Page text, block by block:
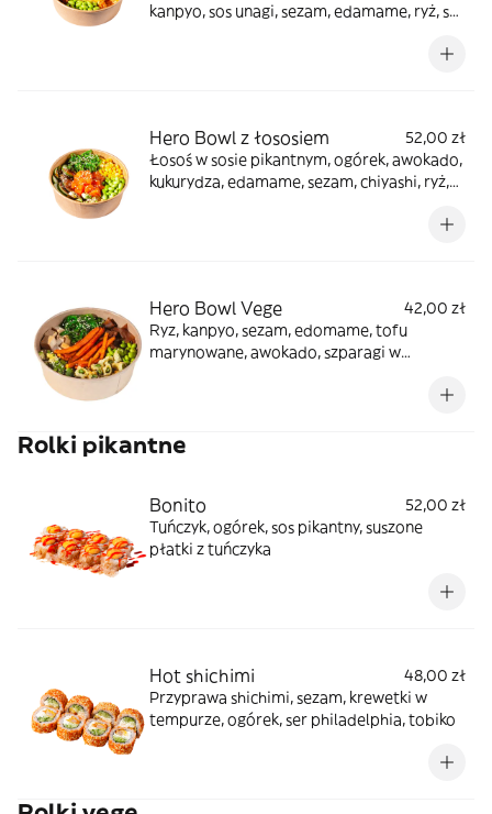
kanpyo, sos unagi, sezam, edamame, ryż, sos
Hero Bowl z łososiem
52,00 zł
Łosoś w sosie pikantnym, ogórek, awokado,
kukurydza, edamame, sezam, chiyashi, ryż,
Hero Bowl Vege
42,00 zł
Ryz, kanpyo, sezam, edomame, tofu
marynowane, awokado, szparagi w
Rolki pikantne
Bonito
52,00 zł
Tuńczyk, ogórek, sos pikantny, suszone
płatki z tuńczyka
Hot shichimi
48,00 zł
Przyprawa shichimi, sezam, krewetki w
tempurze, ogórek, ser philadelphia, tobiko